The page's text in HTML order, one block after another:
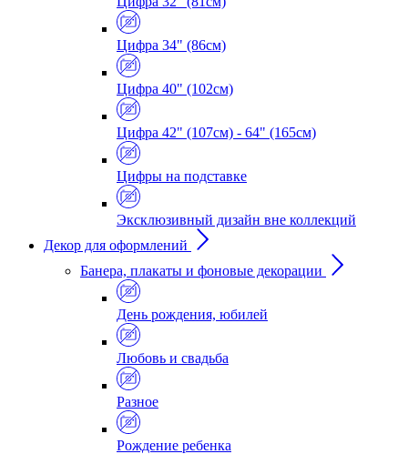
Цифра 34" (86см)
Цифра 40" (102см)
Цифра 42" (107см) - 64" (165см)
Цифры на подставке
Эксклюзивный дизайн вне коллекций
Декор для оформлений
Банера, плакаты и фоновые декорации
День рождения, юбилей
Любовь и свадьба
Разное
Рождение ребенка